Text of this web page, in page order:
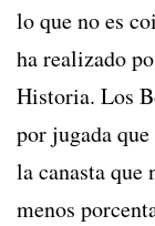
lo que no es
ha realizado
Historia. Los
por jugada
la canasta que
menos